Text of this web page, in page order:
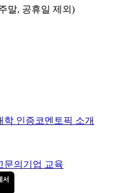
말, 공휴일 제외)
학 인증코멘토픽 소개
문의 기업 교육